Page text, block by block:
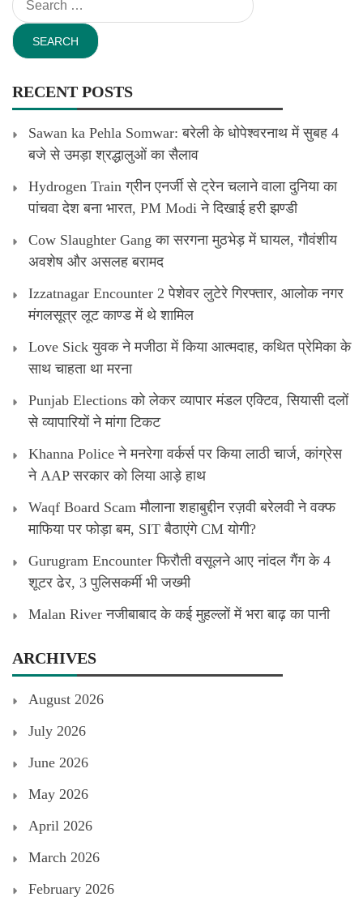
for:
RECENT POSTS
Sawan ka Pehla Somwar: बरेली के धोपेश्वरनाथ में सुबह 4
बजे से उमड़ा श्रद्धालुओं का सैलाव
Hydrogen Train ग्रीन एनर्जी से ट्रेन चलाने वाला दुनिया का
पांचवा देश बना भारत, PM Modi ने दिखाई हरी झण्डी
Cow Slaughter Gang का सरगना मुठभेड़ में घायल, गौवंशीय
अवशेष और असलह बरामद
Izzatnagar Encounter 2 पेशेवर लुटेरे गिरफ्तार, आलोक नगर
मंगलसूत्र लूट काण्‍ड में थे शामिल
Love Sick युवक ने मजीठा में किया आत्मदाह, कथित प्रेमिका के
साथ चाहता था मरना
Punjab Elections को लेकर व्यापार मंडल एक्टिव, सियासी दलों
से व्यापारियों ने मांगा टिकट
Khanna Police ने मनरेगा वर्कर्स पर किया लाठी चार्ज, कांग्रेस
ने AAP सरकार को लिया आड़े हाथ
Waqf Board Scam मौलाना शहाबुद्दीन रज़वी बरेलवी ने वक्फ
माफिया पर फोड़ा बम, SIT बैठाएंगे CM योगी?
Gurugram Encounter फिरौती वसूलने आए नांदल गैंग के 4
शूटर ढेर, 3 पुलिसकर्मी भी जख्मी
Malan River नजीबाबाद के कई मुहल्लों में भरा बाढ़ का पानी
ARCHIVES
August 2026
July 2026
June 2026
May 2026
April 2026
March 2026
February 2026